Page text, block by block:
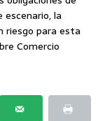
escenario, la
riesgo para esta
Comercio